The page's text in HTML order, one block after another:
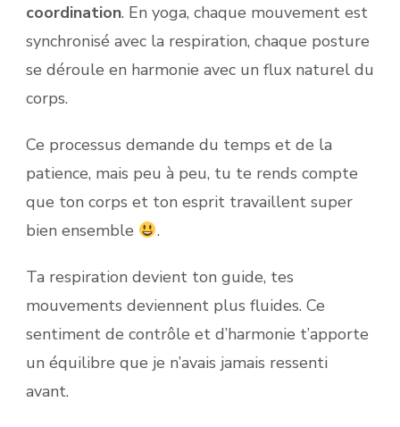
coordination. En yoga, chaque mouvement est
synchronisé avec la respiration, chaque posture
se déroule en harmonie avec un flux naturel du
corps.
Ce processus demande du temps et de la
patience, mais peu à peu, tu te rends compte
que ton corps et ton esprit travaillent super
bien ensemble
.
Ta respiration devient ton guide, tes
mouvements deviennent plus fluides. Ce
sentiment de contrôle et d’harmonie t’apporte
un équilibre que je n’avais jamais ressenti
avant.